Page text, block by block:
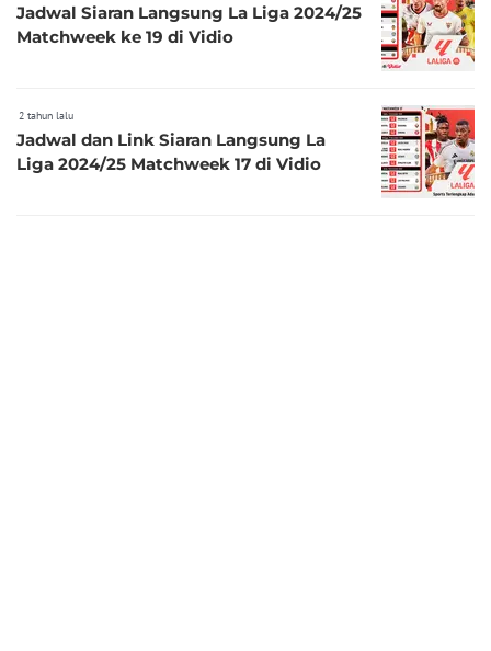
Jadwal Siaran Langsung La Liga 2024/25
Matchweek ke 19 di Vidio
2 tahun lalu
Jadwal dan Link Siaran Langsung La
Liga 2024/25 Matchweek 17 di Vidio